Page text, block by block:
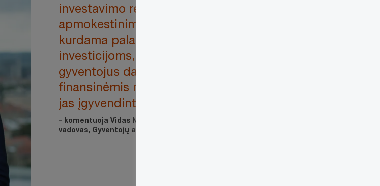
investavimo rezultato deklaravimą ir
apmokestinimą. Investicinė sąskaita,
kurdama palankią mokestinę aplinką
investicijoms, tikėtina, skatins
gyventojus dar labiau domėtis
finansinėmis naujovėmis ir galimybėmis
jas įgyvendinti.
– komentuoja Vidas Niparavičius, „PwC” Lietuvoje projektų
vadovas, Gyventojų apmokestinimas